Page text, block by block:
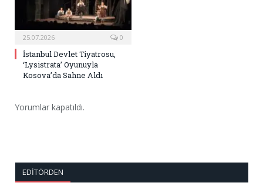
25.07.2026 0
İstanbul Devlet Tiyatrosu,
‘Lysistrata’ Oyunuyla
Kosova’da Sahne Aldı
Yorumlar kapatıldı.
EDITÖRDEN